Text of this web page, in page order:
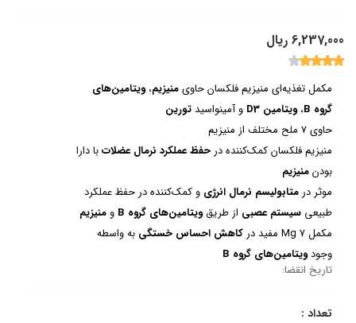
6,237,000 ریال
مکمل تغذیه‌ای منیزیم فلکسان حاویمنیزیم،ویتامین‌های
گروه B،ویتامین D3 و آمینواسید تورین
حاوی 7 ملح مختلف از منیزیم
منیزیم فلکسان کمک‌کننده در حفظ عملکرد نرمال عضلاتبا دارا
بودنمنیزیم
موثر در متابولیسم نرمال انرژی و کمک‌کننده در حفظ عملکرد
طبیعی سیستم عصبی از طریقویتامین‌های گروه B و منیزیم
مکملMg 7 مفید در کاهش احساس خستگی به واسطه
وجودویتامین‌های گروه B
تاریخ انقضا:
تعداد :